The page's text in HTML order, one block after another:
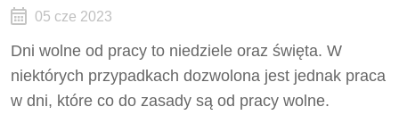
05 cze 2023
Dni wolne od pracy to niedziele oraz święta. W
niektórych przypadkach dozwolona jest jednak praca
w dni, które co do zasady są od pracy wolne.